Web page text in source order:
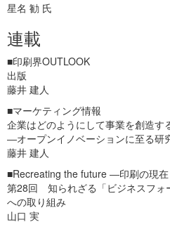
星名 勧 氏
連載
■印刷界OUTLOOK
出版
藤井 建人
■マーケティング情報
企業はどのようにして事業を創造す
―オープンイノベーションに至る研
藤井 建人
■Recreating the future ―印刷の現
第28回 知られざる「ビジネスフォ
への取り組み
山口 実